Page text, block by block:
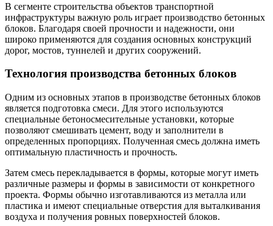
В сегменте строительства объектов транспортной
инфраструктуры важную роль играет производство бетонных
блоков. Благодаря своей прочности и надежности, они
широко применяются для создания основных конструкций
дорог, мостов, туннелей и других сооружений.
Технология производства бетонных блоков
Одним из основных этапов в производстве бетонных блоков
является подготовка смеси. Для этого используются
специальные бетоносмесительные установки, которые
позволяют смешивать цемент, воду и заполнители в
определенных пропорциях. Полученная смесь должна иметь
оптимальную пластичность и прочность.
Затем смесь перекладывается в формы, которые могут иметь
различные размеры и формы в зависимости от конкретного
проекта. Формы обычно изготавливаются из металла или
пластика и имеют специальные отверстия для выталкивания
воздуха и получения ровных поверхностей блоков.